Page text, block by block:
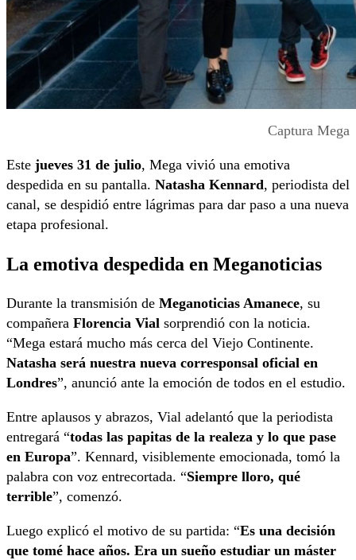
Captura Mega
Este jueves 31 de julio, Mega vivió una emotiva
despedida en su pantalla. Natasha Kennard, periodista del
canal, se despidió entre lágrimas para dar paso a una nueva
etapa profesional.
La emotiva despedida en Meganoticias
Durante la transmisión de Meganoticias Amanece, su
compañera Florencia Vial sorprendió con la noticia.
“Mega estará mucho más cerca del Viejo Continente.
Natasha será nuestra nueva corresponsal oficial en
Londres”, anunció ante la emoción de todos en el estudio.
Entre aplausos y abrazos, Vial adelantó que la periodista
entregará “todas las papitas de la realeza y lo que pase
en Europa”. Kennard, visiblemente emocionada, tomó la
palabra con voz entrecortada. “Siempre lloro, qué
terrible”, comenzó.
Luego explicó el motivo de su partida: “Es una decisión
que tomé hace años. Era un sueño estudiar un máster